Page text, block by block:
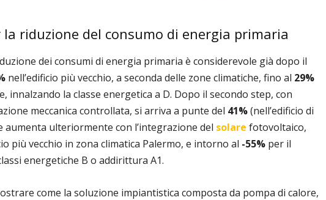
riduzione del consumo di energia primaria
dei consumi di energia primaria è considerevole già dopo il
nell’edificio più vecchio, a seconda delle zone climatiche, fino al 29%
innalzando la classe energetica a D. Dopo il secondo step, con
meccanica controllata, si arriva a punte del 41%(nell’edificio di
aumenta ulteriormente con l’integrazione del solare fotovoltaico,
più vecchio in zona climatica Palermo, e intorno al -55% per il
energetiche B o addirittura A1.
come la soluzione impiantistica composta da pompa di calore,